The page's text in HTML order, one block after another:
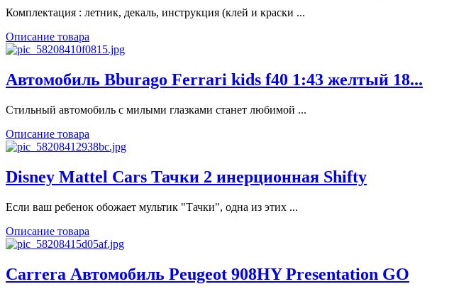
Комплектация : летник, декаль, инструкция (клей и краски ...
Описание товара
Автомобиль Bburago Ferrari kids f40 1:43 желтый 18...
Стильный автомобиль с милыми глазками станет любимой ...
Описание товара
Disney Mattel Cars Тачки 2 инерционная Shifty
Если ваш ребенок обожает мультик "Тачки", одна из этих ...
Описание товара
Carrera Автомобиль Peugeot 908HY Presentation GO